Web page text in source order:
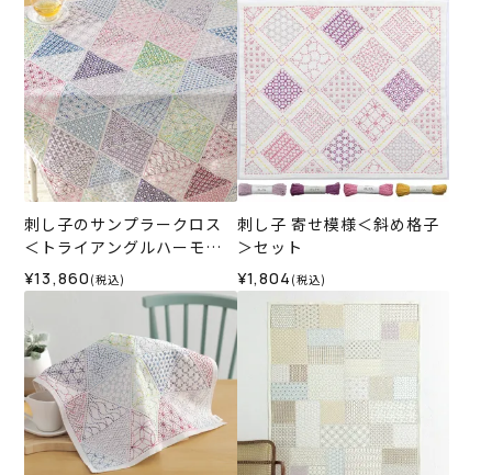
刺し子のサンプラークロス
＜トライアングルハーモニ
ー＞
¥13,860 (税込)
刺し子 寄せ模様＜斜め格子
＞セット
¥1,804 (税込)